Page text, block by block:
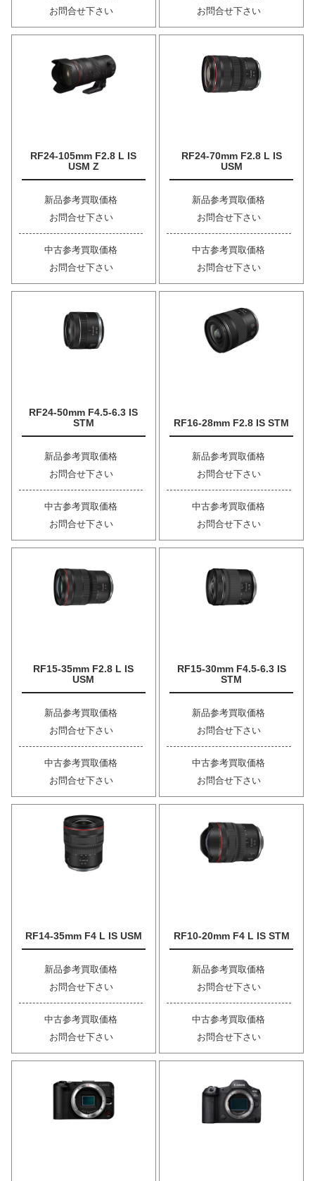
お問合せ下さい
お問合せ下さい
RF24-105mm F2.8 L IS
USM Z
新品参考買取価格
お問合せ下さい
中古参考買取価格
お問合せ下さい
RF24-70mm F2.8 L IS
USM
新品参考買取価格
お問合せ下さい
中古参考買取価格
お問合せ下さい
RF24-50mm F4.5-6.3 IS
STM
新品参考買取価格
お問合せ下さい
中古参考買取価格
お問合せ下さい
RF16-28mm F2.8 IS STM
新品参考買取価格
お問合せ下さい
中古参考買取価格
お問合せ下さい
RF15-35mm F2.8 L IS
USM
新品参考買取価格
お問合せ下さい
中古参考買取価格
お問合せ下さい
RF15-30mm F4.5-6.3 IS
STM
新品参考買取価格
お問合せ下さい
中古参考買取価格
お問合せ下さい
RF14-35mm F4 L IS USM
新品参考買取価格
お問合せ下さい
中古参考買取価格
お問合せ下さい
RF10-20mm F4 L IS STM
新品参考買取価格
お問合せ下さい
中古参考買取価格
お問合せ下さい